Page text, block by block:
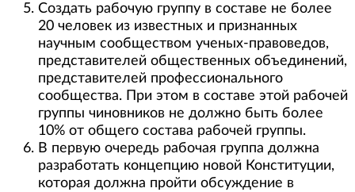
Создать рабочую группу в составе не более
20 человек из известных и признанных
научным сообществом ученых-правоведов,
представителей общественных объединений,
представителей профессионального
сообщества. При этом в составе этой рабочей
группы чиновников не должно быть более
10% от общего состава рабочей группы.
В первую очередь рабочая группа должна
разработать концепцию новой Конституции,
которая должна пройти обсуждение в